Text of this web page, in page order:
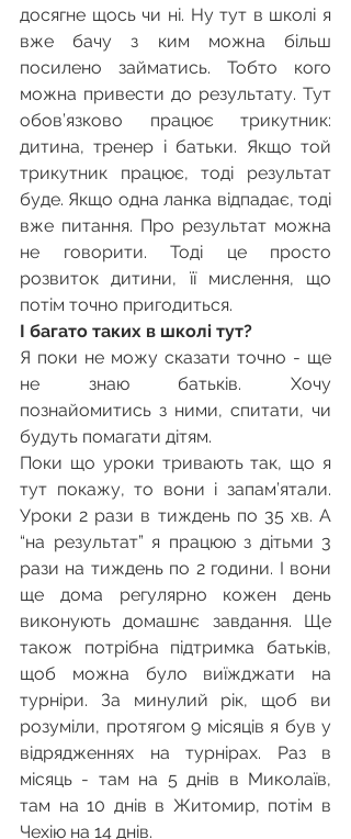
досягне щось чи ні. Ну тут в школі я
вже бачу з ким можна більш
посилено займатись. Тобто кого
можна привести до результату. Тут
обов’язково працює трикутник:
дитина, тренер і батьки. Якщо той
трикутник працює, тоді результат
буде. Якщо одна ланка відпадає, тоді
вже питання. Про результат можна
не говорити. Тоді це просто
розвиток дитини, її мислення, що
потім точно пригодиться.
І багато таких в школі тут?
Я поки не можу сказати точно - ще
не знаю батьків. Хочу
познайомитись з ними, спитати, чи
будуть помагати дітям.
Поки що уроки тривають так, що я
тут покажу, то вони і запам’ятали.
Уроки 2 рази в тиждень по 35 хв. А
“на результат” я працюю з дітьми 3
рази на тиждень по 2 години. І вони
ще дома регулярно кожен день
виконують домашнє завдання. Ще
також потрібна підтримка батьків,
щоб можна було виїжджати на
турніри. За минулий рік, щоб ви
розуміли, протягом 9 місяців я був у
відрядженнях на турнірах. Раз в
місяць - там на 5 днів в Миколаїв,
там на 10 днів в Житомир, потім в
Чехію на 14 днів.